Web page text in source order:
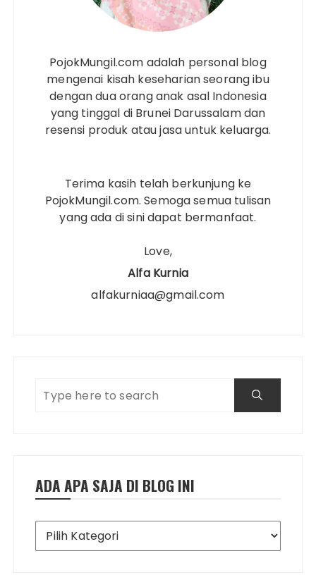
PojokMungil.com adalah personal blog
mengenai kisah keseharian seorang ibu
dengan dua orang anak asal Indonesia
yang tinggal di Brunei Darussalam dan
resensi produk atau jasa untuk keluarga.
Terima kasih telah berkunjung ke
PojokMungil.com. Semoga semua tulisan
yang ada di sini dapat bermanfaat.
Love,
Alfa Kurnia
alfakurniaa@gmail.com
ADA APA SAJA DI BLOG INI
Ada
Apa